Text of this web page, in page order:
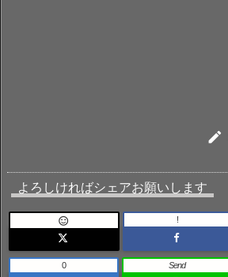

よろしければシェアお願いします
 !
0 Send